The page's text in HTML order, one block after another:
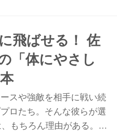
飛ばせる！ 佐
「体にやさし
スや強敵を相手に戦い続
ロたち。そんな彼らが選
もちろん理由がある。今